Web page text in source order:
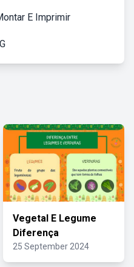
E Imprimir
Vegetal E Legume
Diferença
25 September 2024